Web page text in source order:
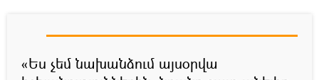
«Ես չեմ նախանձում այսօրվա